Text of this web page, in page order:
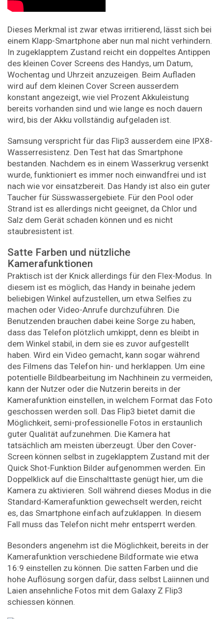
Dieses Merkmal ist zwar etwas irritierend, lässt sich bei
einem Klapp-Smartphone aber nun mal nicht verhindern.
In zugeklapptem Zustand reicht ein doppeltes Antippen
des kleinen Cover Screens des Handys, um Datum,
Wochentag und Uhrzeit anzuzeigen. Beim Aufladen
wird auf dem kleinen Cover Screen ausserdem
konstant angezeigt, wie viel Prozent Akkuleistung
bereits vorhanden sind und wie lange es noch dauern
wird, bis der Akku vollständig aufgeladen ist.
Samsung verspricht für das Flip3 ausserdem eine IPX8-
Wasserresistenz. Den Test hat das Smartphone
bestanden. Nachdem es in einem Wasserkrug versenkt
wurde, funktioniert es immer noch einwandfrei und ist
nach wie vor einsatzbereit. Das Handy ist also ein guter
Taucher für Süsswassergebiete. Für den Pool oder
Strand ist es allerdings nicht geeignet, da Chlor und
Salz dem Gerät schaden können und es nicht
staubresistent ist.
Satte Farben und nützliche
Kamerafunktionen
Praktisch ist der Knick allerdings für den Flex-Modus. In
diesem ist es möglich, das Handy in beinahe jedem
beliebigen Winkel aufzustellen, um etwa Selfies zu
machen oder Video-Anrufe durchzuführen. Die
Benutzenden brauchen dabei keine Sorge zu haben,
dass das Telefon plötzlich umkippt, denn es bleibt in
dem Winkel stabil, in dem sie es zuvor aufgestellt
haben. Wird ein Video gemacht, kann sogar während
des Filmens das Telefon hin- und herklappen. Um eine
potentielle Bildbearbeitung im Nachhinein zu vermeiden,
kann der Nutzer oder die Nutzerin bereits in der
Kamerafunktion einstellen, in welchem Format das Foto
geschossen werden soll. Das Flip3 bietet damit die
Möglichkeit, semi-professionelle Fotos in erstaunlich
guter Qualität aufzunehmen. Die Kamera hat
tatsächlich am meisten überzeugt. Über den Cover-
Screen können selbst in zugeklapptem Zustand mit der
Quick Shot-Funktion Bilder aufgenommen werden. Ein
Doppelklick auf die Einschalttaste genügt hier, um die
Kamera zu aktivieren. Soll während dieses Modus in die
Standard-Kamerafunktion gewechselt werden, reicht
es, das Smartphone einfach aufzuklappen. In diesem
Fall muss das Telefon nicht mehr entsperrt werden.
Besonders angenehm ist die Möglichkeit, bereits in der
Kamerafunktion verschiedene Bildformate wie etwa
16:9 einstellen zu können. Die satten Farben und die
hohe Auflösung sorgen dafür, dass selbst Laiinnen und
Laien ansehnliche Fotos mit dem Galaxy Z Flip3
schiessen können.